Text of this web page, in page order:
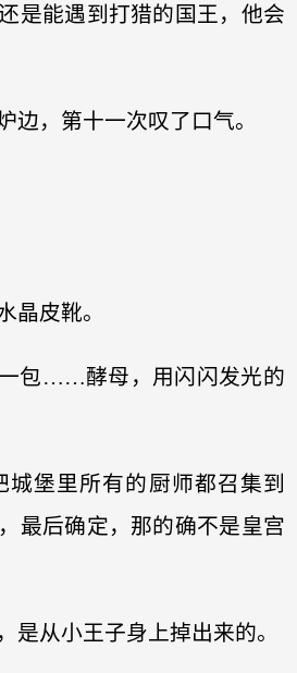
是能遇到打猎的国王，他会
边，第十一次叹了口气。
晶皮靴。
包……酵母，用闪闪发光的
城堡里所有的厨师都召集到
最后确定，那的确不是皇宫
是从小王子身上掉出来的。